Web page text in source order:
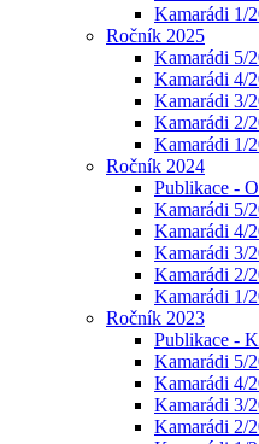
Kamarádi 1/
Ročník 2025
Kamarádi 5/
Kamarádi 4/
Kamarádi 3/
Kamarádi 2/
Kamarádi 1/
Ročník 2024
Publikace -
Kamarádi 5/
Kamarádi 4/
Kamarádi 3/
Kamarádi 2/
Kamarádi 1/
Ročník 2023
Publikace -
Kamarádi 5/
Kamarádi 4/
Kamarádi 3/
Kamarádi 2/